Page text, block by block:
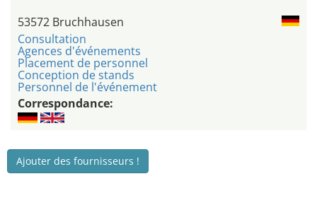
53572 Bruchhausen
Consultation
Agences d'événements
Placement de personnel
Conception de stands
Personnel de l'événement
Correspondance:
Ajouter des fournisseurs !